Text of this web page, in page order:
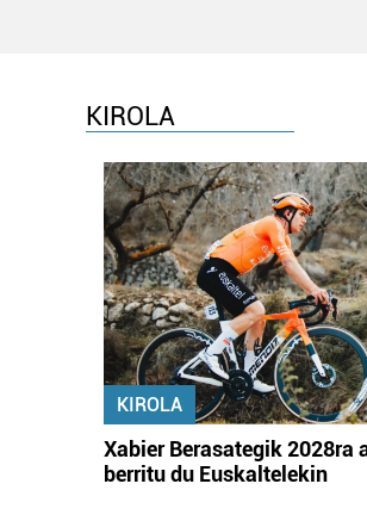
KIROLA
KIROLA
Xabier Berasategik 2028ra
berritu du Euskaltelekin